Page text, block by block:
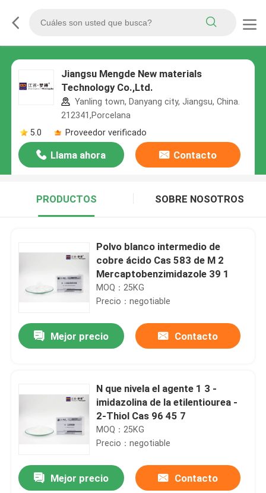
Jiangsu Mengde New materials
Technology Co.,Ltd.
Yanling town, Danyang city, Jiangsu, China.
212341,Porcelana
5.0
Proveedor verificado
Llama ahora Contacto
PRODUCTOS SOBRE NOSOTROS
Polvo blanco intermedio de
cobre ácido Cas 583 de M 2
Mercaptobenzimidazole 39 1
MOQ：25KG
Precio：negotiable
Mejor precio Contacto
N que nivela el agente 1 3 -
imidazolina de la etilentiourea -
2-Thiol Cas 96 45 7
MOQ：25KG
Precio：negotiable
Mejor precio Contacto